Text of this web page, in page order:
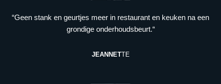
“Geen stank en geurtjes meer in restaurant en keuken na een
grondige onderhoudsbeurt.“
JEANNETTE